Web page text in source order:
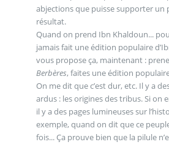
abjections que puisse supporter un
résultat.
Quand on prend Ibn Khaldoun...
jamais fait une édition populaire
vous propose ça, maintenant :
Berbères, faites une édition
On me dit que c’est dur, etc. Il y a
ardus : les origines des tribus. Si on
il y a des pages lumineuses sur
exemple, quand on dit que ce
fois... Ça prouve bien que la pilule